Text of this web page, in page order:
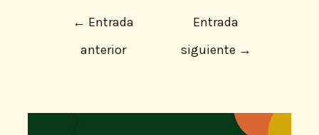
← Entrada
anterior
Entrada
siguiente →